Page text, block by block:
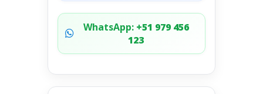
WhatsApp:+51 979 456
123